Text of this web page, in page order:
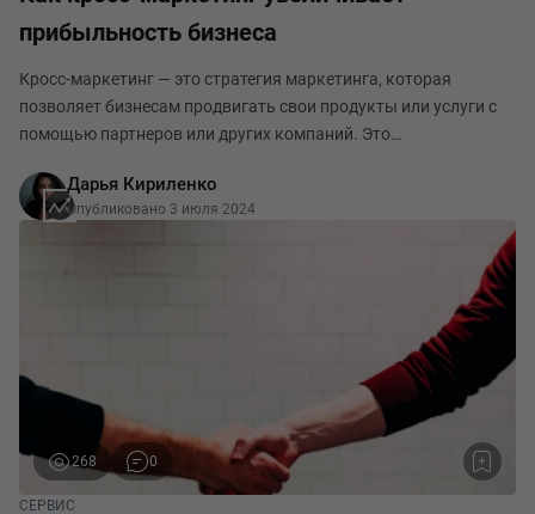
прибыльность бизнеса
Кросс-маркетинг — это стратегия маркетинга, которая
позволяет бизнесам продвигать свои продукты или услуги с
помощью партнеров или других компаний. Это
значительное влияние на прибыльность бизнеса, поскольку
это позв
Дарья Кириленко
Опубликовано 3 июля 2024
268 0
СЕРВИС